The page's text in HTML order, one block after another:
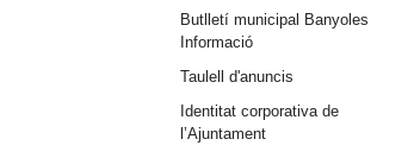
Butlletí municipal Banyoles
Informació
Taulell d'anuncis
Identitat corporativa de
l’Ajuntament